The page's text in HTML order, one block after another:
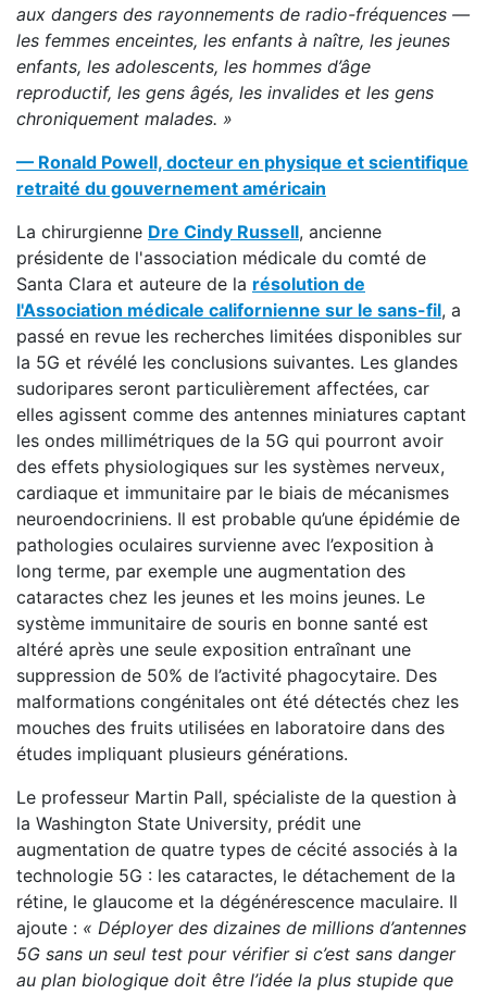
aux dangers des rayonnements de radio-fréquences —
les femmes enceintes, les enfants à naître, les jeunes
enfants, les adolescents, les hommes d’âge
reproductif, les gens âgés, les invalides et les gens
chroniquement malades. »
— Ronald Powell, docteur en physique et scientifique
retraité du gouvernement américain
La chirurgienne Dre Cindy Russell, ancienne
présidente de l'association médicale du comté de
Santa Clara et auteure de la résolution de
l'Association médicale californienne sur le sans-fil, a
passé en revue les recherches limitées disponibles sur
la 5G et révélé les conclusions suivantes. Les glandes
sudoripares seront particulièrement affectées, car
elles agissent comme des antennes miniatures captant
les ondes millimétriques de la 5G qui pourront avoir
des effets physiologiques sur les systèmes nerveux,
cardiaque et immunitaire par le biais de mécanismes
neuroendocriniens. Il est probable qu’une épidémie de
pathologies oculaires survienne avec l’exposition à
long terme, par exemple une augmentation des
cataractes chez les jeunes et les moins jeunes. Le
système immunitaire de souris en bonne santé est
altéré après une seule exposition entraînant une
suppression de 50% de l’activité phagocytaire. Des
malformations congénitales ont été détectés chez les
mouches des fruits utilisées en laboratoire dans des
études impliquant plusieurs générations.
Le professeur Martin Pall, spécialiste de la question à
la Washington State University, prédit une
augmentation de quatre types de cécité associés à la
technologie 5G : les cataractes, le détachement de la
rétine, le glaucome et la dégénérescence maculaire. Il
ajoute : « Déployer des dizaines de millions d’antennes
5G sans un seul test pour vérifier si c’est sans danger
au plan biologique doit être l’idée la plus stupide que